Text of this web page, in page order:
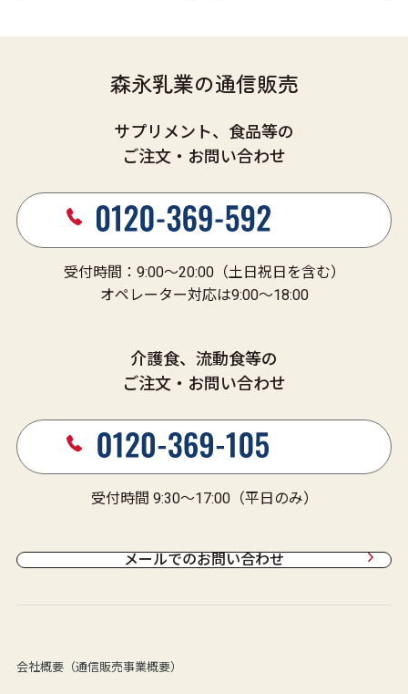
森永乳業の通信販売
サプリメント、食品等の
ご注文・お問い合わせ
受付時間：9:00～20:00（土日祝日を含む）
オペレーター対応は9:00～18:00
介護食、流動食等の
ご注文・お問い合わせ
受付時間 9:30～17:00（平日のみ）
メールでのお問い合わせ
会社概要（通信販売事業概要）